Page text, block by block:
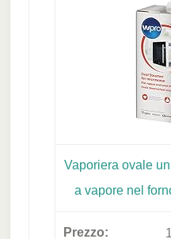
Vaporiera ovale
a vapore nel